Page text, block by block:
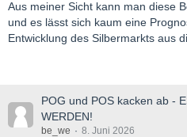
Aus meiner Sicht kann man diese
und es lässt sich kaum eine
Entwicklung des Silbermarkts aus
POG und POS kacken ab -
WERDEN!
be_we 8. Juni 2026